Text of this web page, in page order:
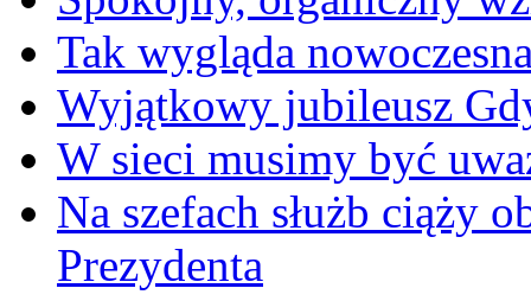
Tak wygląda
Wyjątkowy jubileusz
W sieci musimy być
Na szefach służb ciąży
Prezydenta